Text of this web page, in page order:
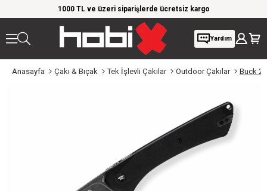
1000 TL ve üzeri siparişlerde ücretsiz kargo
Yardım
Anasayfa Çakı & Bıçak Tek İşlevli Çakılar Outdoor Çakılar Buck